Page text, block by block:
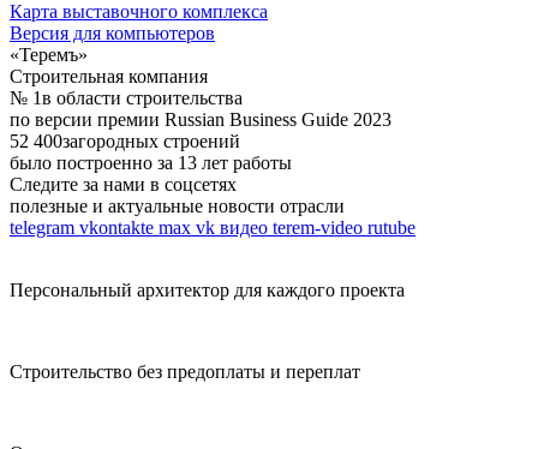
Карта выставочного комплекса
Версия для компьютеров
«Теремъ»
Строительная компания
№ 1в области строительства
по версии премии Russian Business Guide 2023
52 400загородных строений
было построенно за 13 лет работы
Следите за нами в соцсетях
полезные и актуальные новости отрасли
telegram vkontakte max vk видео terem-video rutube
Персональный архитектор для каждого проекта
Строительство без предоплаты и переплат